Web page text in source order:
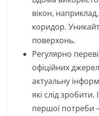
вікон,
коридор.
поверхонь.
Регулярно
офіційних
актуальну
які слід
першої потреби